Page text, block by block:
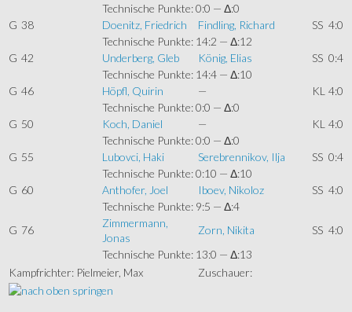
Technische Punkte: 0:0 — Δ:0
G 38 Doenitz, Friedrich Findling, Richard SS 4:0
Technische Punkte: 14:2 — Δ:12
G 42 Underberg, Gleb König, Elias SS 0:4
Technische Punkte: 14:4 — Δ:10
G 46 Höpfl, Quirin — KL 4:0
Technische Punkte: 0:0 — Δ:0
G 50 Koch, Daniel — KL 4:0
Technische Punkte: 0:0 — Δ:0
G 55 Lubovci, Haki Serebrennikov, Ilja SS 0:4
Technische Punkte: 0:10 — Δ:10
G 60 Anthofer, Joel Iboev, Nikoloz SS 4:0
Technische Punkte: 9:5 — Δ:4
G 76
Zimmermann,
Jonas
Zorn, Nikita SS 4:0
Technische Punkte: 13:0 — Δ:13
Kampfrichter: Pielmeier, Max
Zuschauer: